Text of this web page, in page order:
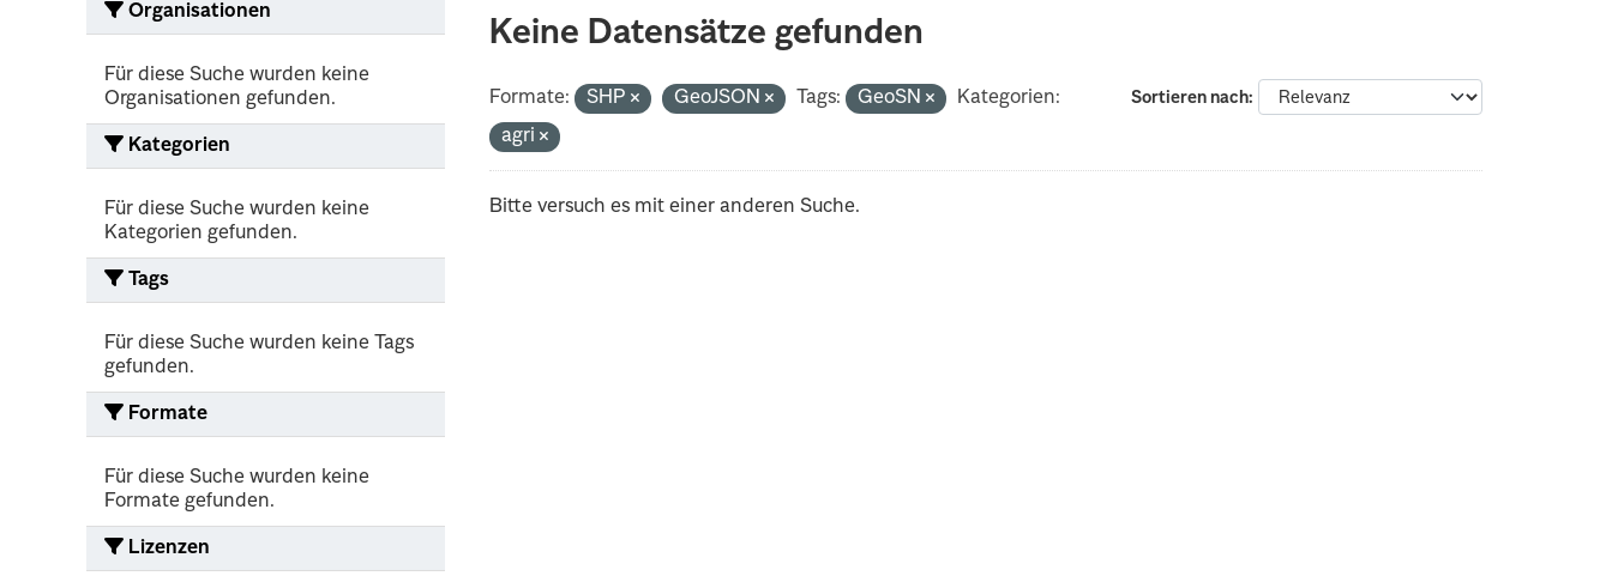
Organisationen
Für diese Suche wurden keine
Organisationen gefunden.
Kategorien
Für diese Suche wurden keine
Kategorien gefunden.
Tags
Für diese Suche wurden keine Tags
gefunden.
Formate
Für diese Suche wurden keine
Formate gefunden.
Lizenzen
Keine Datensätze gefunden
Sortieren nach
Formate: SHP GeoJSON Tags: GeoSN
Kategorien:
agri
Bitte versuch es mit einer anderen Suche.